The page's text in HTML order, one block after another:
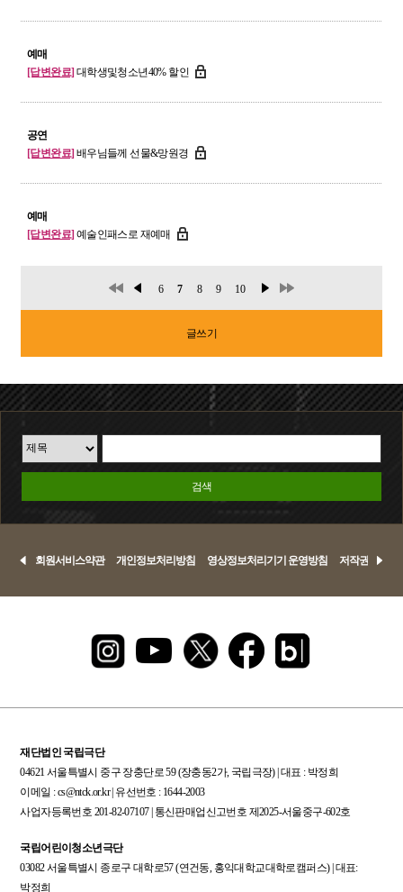
예매
[답변완료]대학생및청소년40% 할인
공연
[답변완료]배우님들께 선물&망원경
예매
[답변완료]예술인패스로 재예매
6 7 8 9 10
글쓰기
검색
회원서비스약관 개인정보처리방침 영상정보처리기기 운영방침 저작권정책
재단법인 국립극단
04621 서울특별시 중구 장충단로 59 (장충동2가, 국립극장) | 대표 : 박정희
이메일 : cs@ntck.or.kr | 유선번호 : 1644-2003
사업자등록번호 201-82-07107 | 통신판매업신고번호 제2025-서울중구-602호
국립어린이청소년극단
03082 서울특별시 종로구 대학로57 (연건동, 홍익대학교대학로캠퍼스) | 대표:
박정희